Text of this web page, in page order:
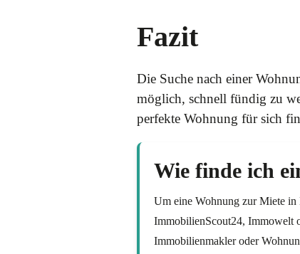
Fazit
Die Suche nach einer
möglich, schnell fündig zu
perfekte Wohnung für sich
Wie finde ich
Um eine Wohnung zur Miete in
ImmobilienScout24, Immowelt
Immobilienmakler oder